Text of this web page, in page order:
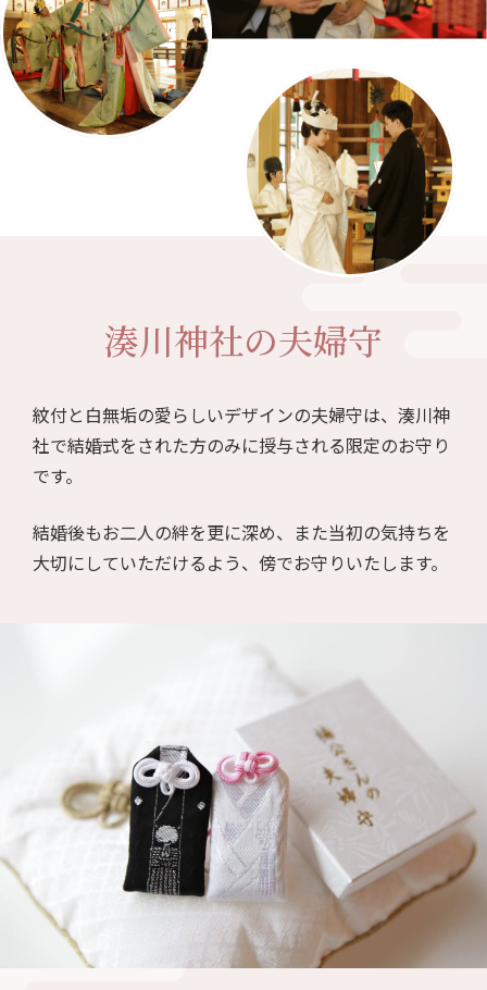
湊川神社の夫婦守
紋付と白無垢の愛らしいデザインの夫婦守は、湊川神
社で結婚式をされた方のみに授与される限定のお守り
です。
結婚後もお二人の絆を更に深め、また当初の気持ちを
大切にしていただけるよう、傍でお守りいたします。